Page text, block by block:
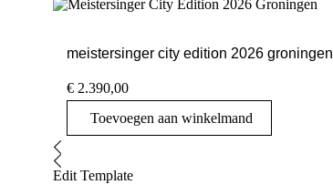
meistersinger city edition 2026 groningen
€ 2.390,00
Toevoegen aan winkelmand
Edit Template